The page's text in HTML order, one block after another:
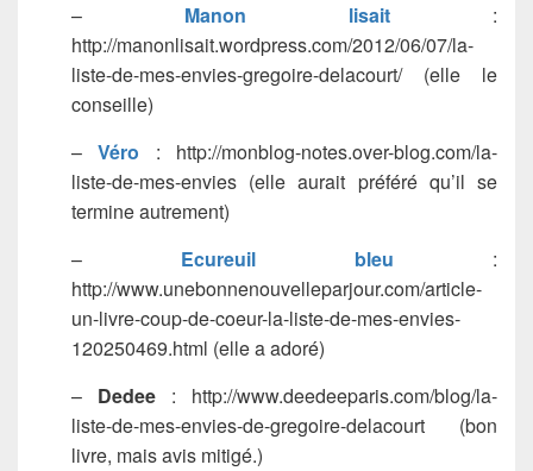
– Manon lisait :
http://manonlisait.wordpress.com/2012/06/07/la-
liste-de-mes-envies-gregoire-delacourt/ (elle le
conseille)
–Véro : http://monblog-notes.over-blog.com/la-
liste-de-mes-envies (elle aurait préféré qu’il se
termine autrement)
– Ecureuil bleu :
http://www.unebonnenouvelleparjour.com/article-
un-livre-coup-de-coeur-la-liste-de-mes-envies-
120250469.html (elle a adoré)
– Dedee : http://www.deedeeparis.com/blog/la-
liste-de-mes-envies-de-gregoire-delacourt (bon
livre, mais avis mitigé.)